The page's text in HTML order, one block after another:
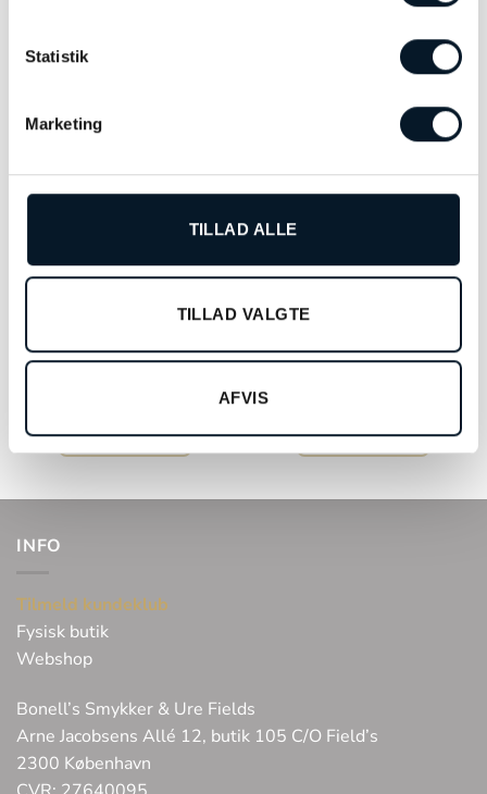
Statistik
Marketing
TILLAD ALLE
TILLAD VALGTE
AFVIS
RELATEREDE VARER
Jaguar Pro Diver – J860/D
TILFØJ TIL KURV
Jaguar Special Edition –
TILFØJ TIL KURV
INFO
Tilmeld kundeklub
Fysisk butik
Webshop
Bonell’s Smykker & Ure Fields
Arne Jacobsens Allé 12, butik 105 C/O Field’s
2300 København